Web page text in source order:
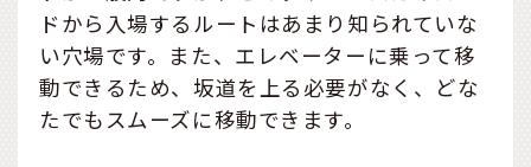
ドから入場するルートはあまり知られていな
い穴場です。また、エレベーターに乗って移
動できるため、坂道を上る必要がなく、どな
たでもスムーズに移動できます。